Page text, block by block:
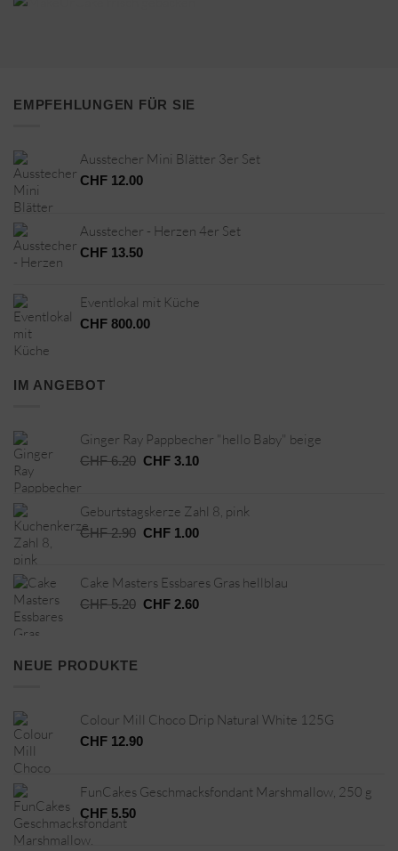
EMPFEHLUNGEN FÜR SIE
Ausstecher Mini Blätter 3er Set
CHF 12.00
Ausstecher - Herzen 4er Set
CHF 13.50
Eventlokal mit Küche
CHF 800.00
IM ANGEBOT
Ginger Ray Pappbecher "hello Baby" beige
CHF6.20 Ursprünglicher
CHF 6.20
CHF3.10Aktueller
CHF 3.10.
Geburtstagskerze Zahl 8, pink
CHF2.90 Ursprünglicher
CHF 2.90
CHF1.00Aktueller
CHF 1.00.
Cake Masters Essbares Gras hellblau
CHF5.20 Ursprünglicher
CHF2.60Aktueller
NEUE PRODUKTE
Colour Mill Choco Drip Natural White 125G
CHF 12.90
FunCakes Geschmacksfondant Marshmallow, 250 g
CHF 5.50